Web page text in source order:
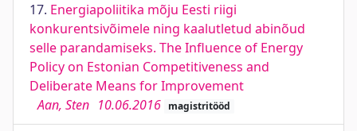
17. Energiapoliitika mõju Eesti riigi
konkurentsivõimele ning kaalutletud abinõud
selle parandamiseks. The Influence of Energy
Policy on Estonian Competitiveness and
Deliberate Means for Improvement
Aan, Sten 10.06.2016 magistritööd